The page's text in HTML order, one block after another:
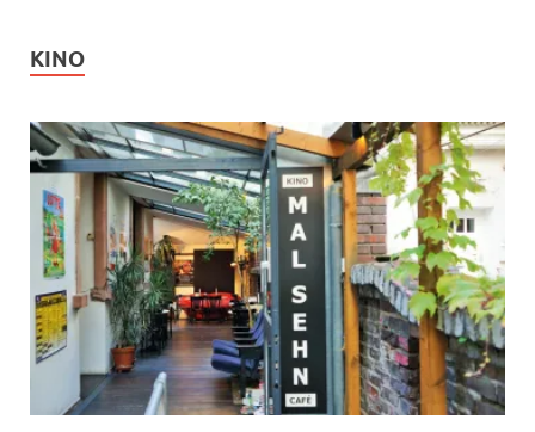
KINO